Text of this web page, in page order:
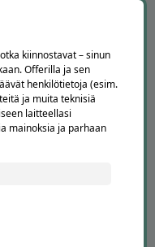
kiinnostavat – sinun
Offerilla ja sen
henkilötietoja (esim.
ja muita teknisiä
laitteellasi
mainoksia ja parhaan